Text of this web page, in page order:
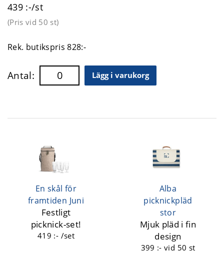
439 :-/st
(Pris vid 50 st)
Rek. butikspris 828:-
Antal: Lägg i varukorg
En skål för
framtiden Juni
Festligt
picknick-set!
419 :- /set
Alba
picknickpläd
stor
Mjuk pläd i fin
design
399 :-vid 50 st